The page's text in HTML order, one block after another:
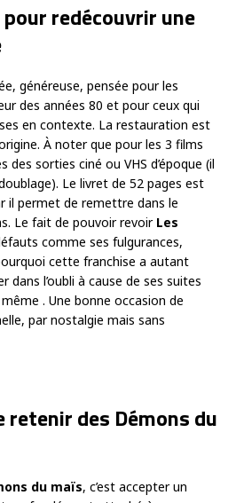
redécouvrir une
généreuse, pensée pour les
des années 80 et pour ceux qui
en contexte. La restauration est
À noter que pour les 3 films
des sorties ciné ou VHS d’époque (il
Le livret de 52 pages est
il permet de remettre dans le
Le fait de pouvoir revoir Les
comme ses fulgurances,
cette franchise a autant
dans l’oubli à cause de ses suites
. Une bonne occasion de
par nostalgie mais sans
retenir des Démons du
du maïs, c’est accepter un